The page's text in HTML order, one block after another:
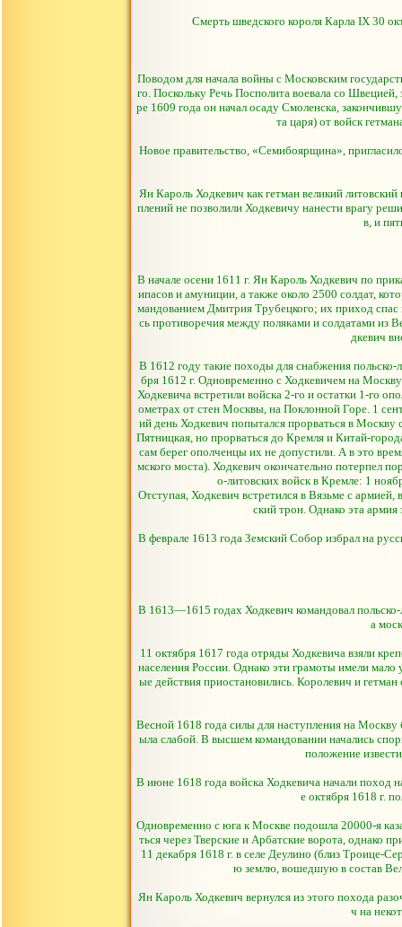
Смерть шведского короля Карла IX 30
Поводом для начала войны с Московским
го. Поскольку Речь Посполита воевала со
ре 1609 года он начал осаду Смоленска,
та царя) от войск
Новое правительство, «Семибоярщина»,
Ян Кароль Ходкевич как гетман великий
плений не позволили Ходкевичу нанести врагу
в, и
В начале осени 1611 г. Ян Кароль Ходкевич по
ипасов и амуниции, а также около 2500 солдат,
мандованием Дмитрия Трубецкого; их приход спас
сь противоречия между поляками и солдатами из
дкевич
В 1612 году такие походы для снабжения
бря 1612 г. Одновременно с Ходкевичем на
Ходкевича встретили войска 2-го и остатки 1-го
ометрах от стен Москвы, на Поклонной Горе. 1
ий день Ходкевич попытался прорваться в
Пятницкая, но прорваться до Кремля и Китай-
сам берег ополченцы их не допустили. А в это
мского моста). Ходкевич окончательно потерпел
о-литовских войск в Кремле: 1
Отступая, Ходкевич встретился в Вязьме с
ский трон. Однако эта армия
В феврале 1613 года Земский Собор избрал на
В 1613—1615 годах Ходкевич командовал польско-
а
11 октября 1617 года отряды Ходкевича взяли
населения России. Однако эти грамоты имели
ые действия приостановились. Королевич и
Весной 1618 года силы для наступления на
ыла слабой. В высшем командовании начались
положение
В июне 1618 года войска Ходкевича начали поход
е октября 1618 г.
Одновременно с юга к Москве подошла 20000-я
ться через Тверские и Арбатские ворота, однако
11 декабря 1618 г. в селе Деулино (близ Троице-
ю землю, вошедшую в состав
Ян Кароль Ходкевич вернулся из этого похода
ч на